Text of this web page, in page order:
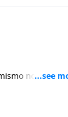
nos pasa
Descubre